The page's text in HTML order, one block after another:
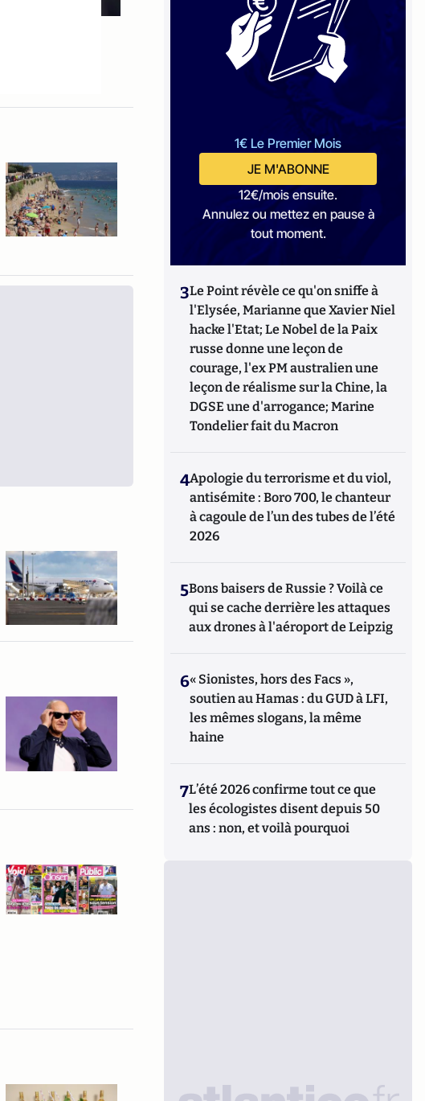
1€ Le Premier Mois
JE M'ABONNE
12€/mois ensuite.
Annulez ou mettez en pause à
tout moment.
3Le Point révèle ce qu'on sniffe à
l'Elysée, Marianne que Xavier Niel
hacke l'Etat; Le Nobel de la Paix
russe donne une leçon de
courage, l'ex PM australien une
leçon de réalisme sur la Chine, la
DGSE une d'arrogance; Marine
Tondelier fait du Macron
4Apologie du terrorisme et du viol,
antisémite : Boro 700, le chanteur
à cagoule de l’un des tubes de l’été
2026
5Bons baisers de Russie ? Voilà ce
qui se cache derrière les attaques
aux drones à l'aéroport de Leipzig
6« Sionistes, hors des Facs »,
soutien au Hamas : du GUD à LFI,
les mêmes slogans, la même
haine
7L’été 2026 confirme tout ce que
les écologistes disent depuis 50
ans : non, et voilà pourquoi